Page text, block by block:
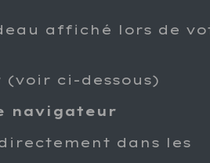
affiché lors de
(voir ci-dessous)
navigateur
dans les